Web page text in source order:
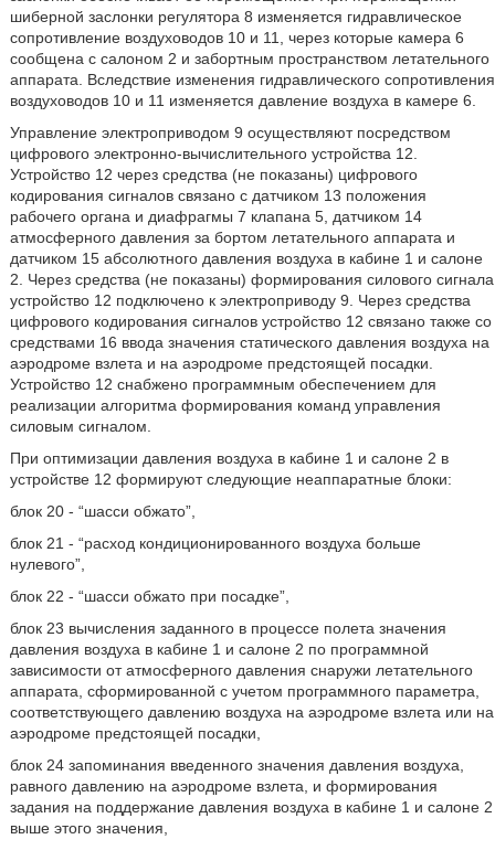
шиберной заслонки регулятора 8 изменяется гидравлическое
сопротивление воздуховодов 10 и 11, через которые камера 6
сообщена с салоном 2 и забортным пространством летательного
аппарата. Вследствие изменения гидравлического сопротивления
воздуховодов 10 и 11 изменяется давление воздуха в камере 6.
Управление электроприводом 9 осуществляют посредством
цифрового электронно-вычислительного устройства 12.
Устройство 12 через средства (не показаны) цифрового
кодирования сигналов связано с датчиком 13 положения
рабочего органа и диафрагмы 7 клапана 5, датчиком 14
атмосферного давления за бортом летательного аппарата и
датчиком 15 абсолютного давления воздуха в кабине 1 и салоне
2. Через средства (не показаны) формирования силового сигнала
устройство 12 подключено к электроприводу 9. Через средства
цифрового кодирования сигналов устройство 12 связано также со
средствами 16 ввода значения статического давления воздуха на
аэродроме взлета и на аэродроме предстоящей посадки.
Устройство 12 снабжено программным обеспечением для
реализации алгоритма формирования команд управления
силовым сигналом.
При оптимизации давления воздуха в кабине 1 и салоне 2 в
устройстве 12 формируют следующие неаппаратные блоки:
блок 20 - “шасси обжато”,
блок 21 - “расход кондиционированного воздуха больше
нулевого”,
блок 22 - “шасси обжато при посадке”,
блок 23 вычисления заданного в процессе полета значения
давления воздуха в кабине 1 и салоне 2 по программной
зависимости от атмосферного давления снаружи летательного
аппарата, сформированной с учетом программного параметра,
соответствующего давлению воздуха на аэродроме взлета или на
аэродроме предстоящей посадки,
блок 24 запоминания введенного значения давления воздуха,
равного давлению на аэродроме взлета, и формирования
задания на поддержание давления воздуха в кабине 1 и салоне 2
выше этого значения,